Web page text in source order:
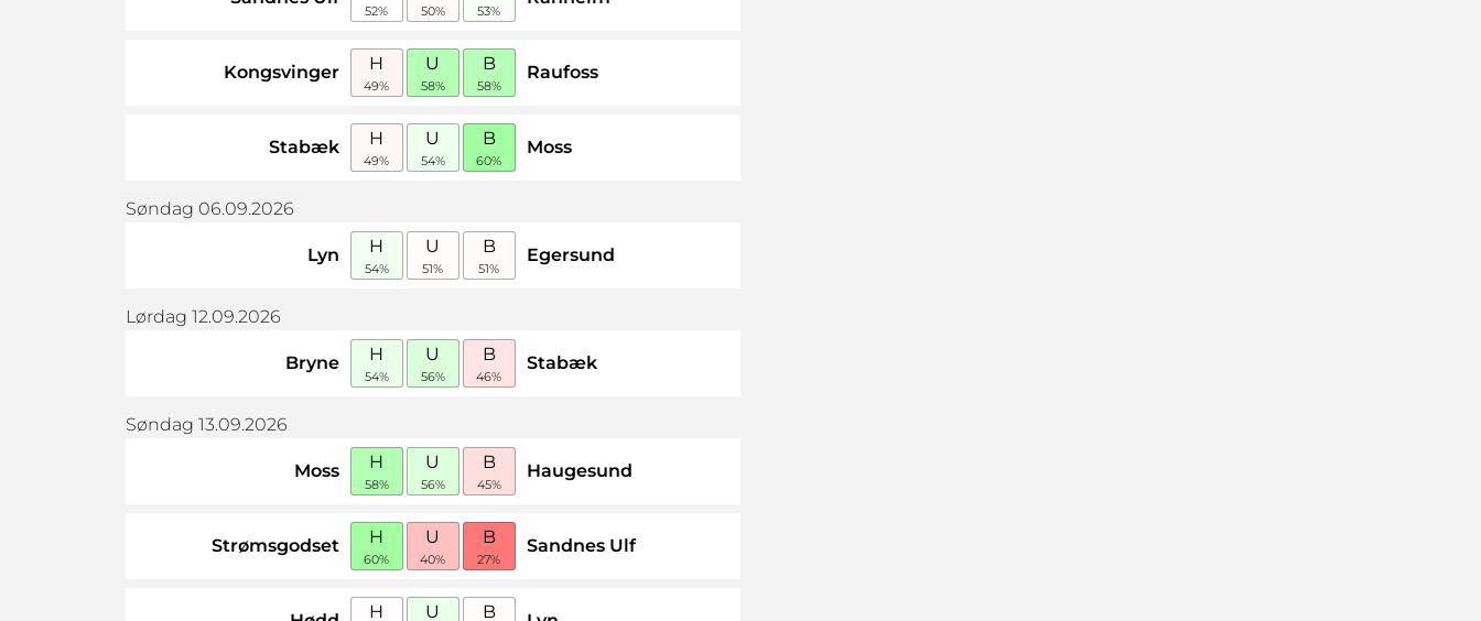
52% 50% 53%
Kongsvinger H
49%
U
58%
B
58%
Raufoss
Stabæk H
49%
U
54%
B
60%
Moss
Søndag 06.09.2026
Lyn H
54%
U
51%
B
51%
Egersund
Lørdag 12.09.2026
Bryne H
54%
U
56%
B
46%
Stabæk
Søndag 13.09.2026
Moss H
58%
U
56%
B
45%
Haugesund
Strømsgodset H
60%
U
40%
B
27%
Sandnes Ulf
H U B